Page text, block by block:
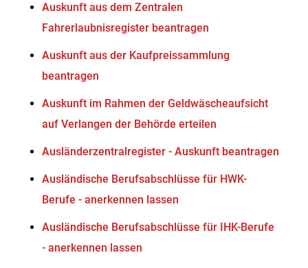
Auskunft aus dem Zentralen
Fahrerlaubnisregister beantragen
Auskunft aus der Kaufpreissammlung
beantragen
Auskunft im Rahmen der Geldwäscheaufsicht
auf Verlangen der Behörde erteilen
Ausländerzentralregister - Auskunft beantragen
Ausländische Berufsabschlüsse für HWK-
Berufe - anerkennen lassen
Ausländische Berufsabschlüsse für IHK-Berufe
- anerkennen lassen